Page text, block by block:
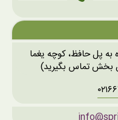
به پل حافظ، کوچه یغما
بخش تماس بگیرید)